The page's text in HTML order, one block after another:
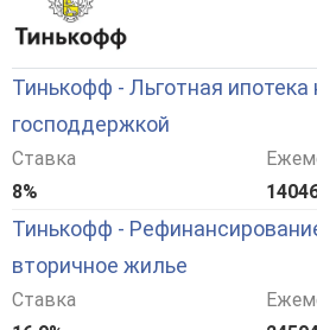
Тинькофф - Льготная ипотека
господдержкой
Ставка
8%
Тинькофф -
вторичное жилье
Ставка